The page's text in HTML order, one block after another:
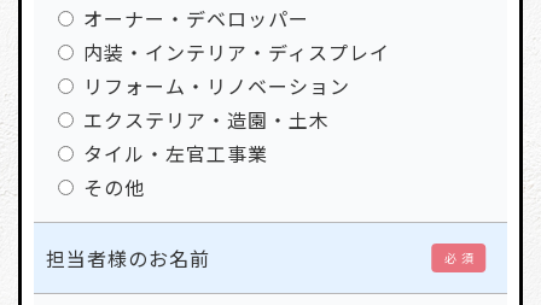
オーナー・デベロッパー
内装・インテリア・ディスプレイ
リフォーム・リノベーション
エクステリア・造園・土木
タイル・左官工事業
その他
担当者様のお名前 必 須